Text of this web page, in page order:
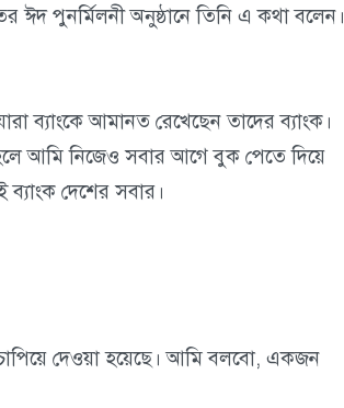
পুনর্মিলনী অনুষ্ঠানে তিনি এ কথা বলেন।
ব্যাংকে আমানত রেখেছেন তাদের ব্যাংক।
আমি নিজেও সবার আগে বুক পেতে দিয়ে
দেশের সবার।
দেওয়া হয়েছে। আমি বলবো, একজন